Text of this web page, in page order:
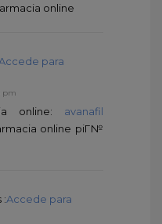
online
Accede para
pm
online: avanafil
online piГ№
:Accede para